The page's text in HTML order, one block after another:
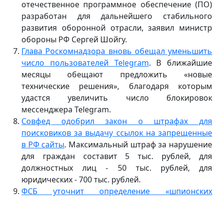
отечественное программное обеспечение (ПО)
разработан для дальнейшего стабильного
развития оборонной отрасли, заявил министр
обороны РФ Сергей Шойгу.
Глава Роскомнадзора вновь обещал уменьшить
число пользователей Telegram. В ближайшие
месяцы обещают предложить «новые
технические решения», благодаря которым
удастся увеличить число блокировок
мессенджера Telegram.
Совфед одобрил закон о штрафах для
поисковиков за выдачу ссылок на запрещенные
в РФ сайты. Максимальный штраф за нарушение
для граждан составит 5 тыс. рублей, для
должностных лиц - 50 тыс. рублей, для
юридических - 700 тыс. рублей.
ФСБ уточнит определение «шпионских